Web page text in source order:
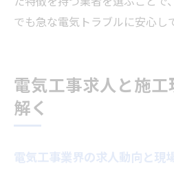
でも急な電気トラブルに安心し
電気工事求人と施
解く
電気工事業界の求人動向と現